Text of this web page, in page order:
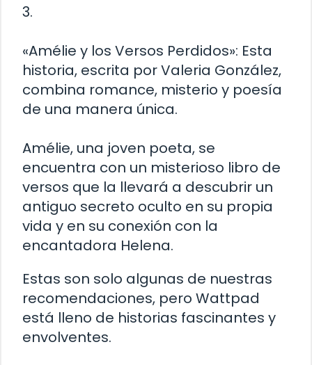
3.
«Amélie y los Versos Perdidos»: Esta
historia, escrita por Valeria González,
combina romance, misterio y poesía
de una manera única.
Amélie, una joven poeta, se
encuentra con un misterioso libro de
versos que la llevará a descubrir un
antiguo secreto oculto en su propia
vida y en su conexión con la
encantadora Helena.
Estas son solo algunas de nuestras
recomendaciones, pero Wattpad
está lleno de historias fascinantes y
envolventes.